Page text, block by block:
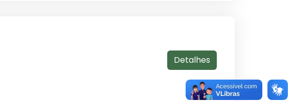
Detalhes